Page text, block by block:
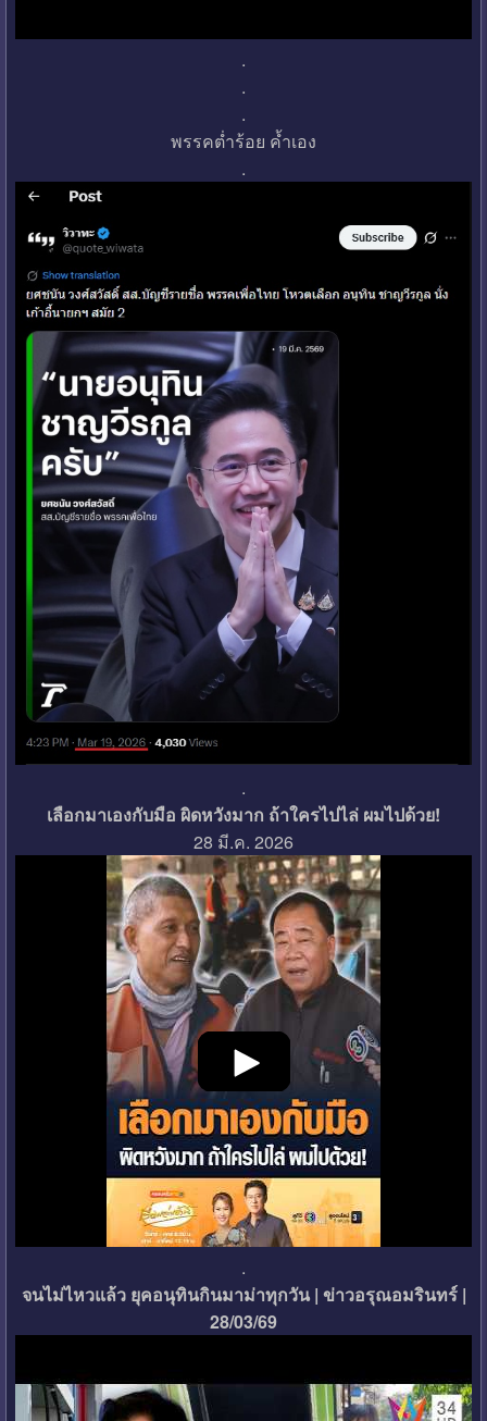
.
.
.
พรรคต่ำร้อย ค้ำเอง
.
.
เลือกมาเองกับมือ ผิดหวังมาก ถ้าใครไปไล่ ผมไปด้วย!
28 มี.ค. 2026
.
จนไม่ไหวแล้ว ยุคอนุทินกินมาม่าทุกวัน | ข่าวอรุณอมรินทร์ |
28/03/69